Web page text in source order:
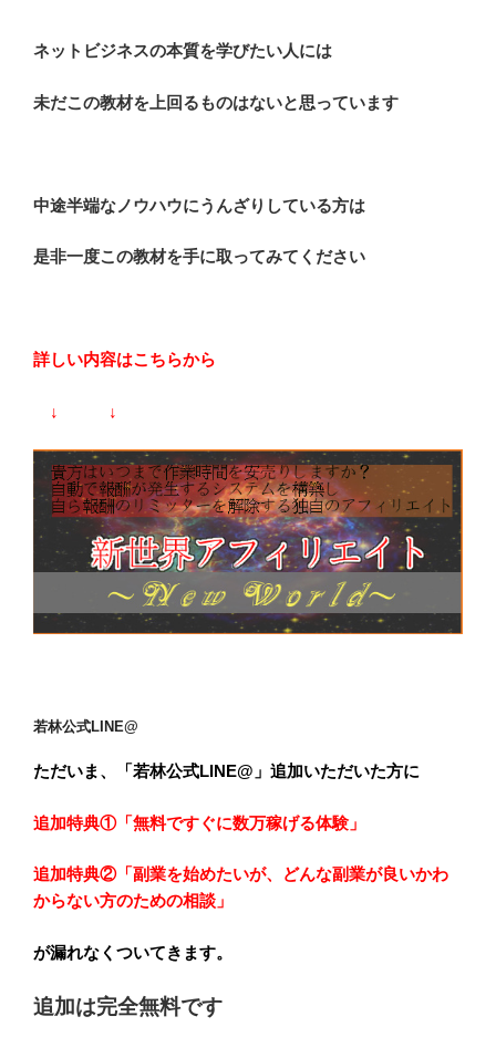
ネットビジネスの本質を学びたい人には
未だこの教材を上回るものはないと思っています
中途半端なノウハウにうんざりしている方は
是非一度この教材を手に取ってみてください
詳しい内容はこちらから
↓ ↓
若林公式LINE@
ただいま、「若林公式LINE@」追加いただいた方に
追加特典①「無料ですぐに数万稼げる体験」
追加特典②「副業を始めたいが、どんな副業が良いかわ
からない方のための相談」
が漏れなくついてきます。
追加は完全無料です